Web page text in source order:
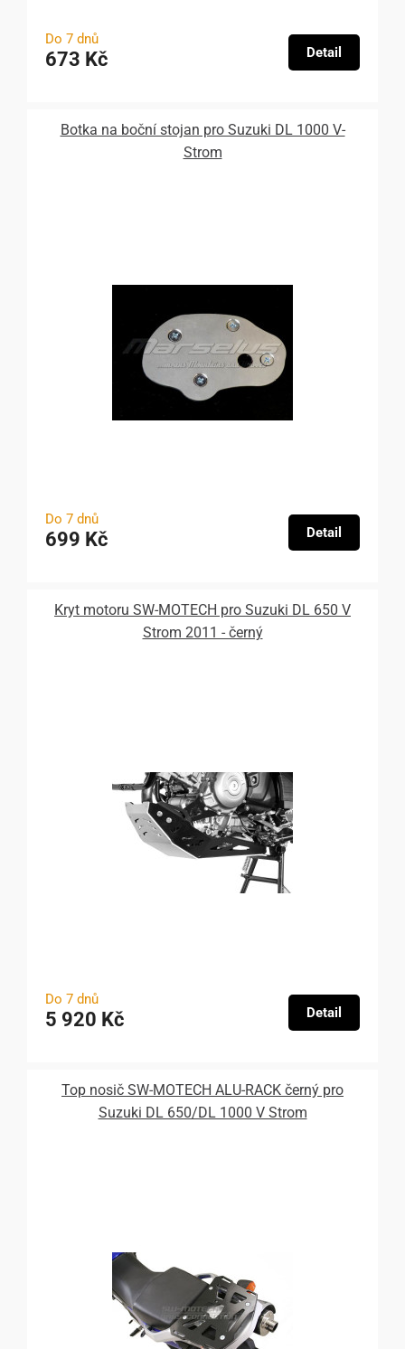
Do 7 dnů
673 Kč Detail
Botka na boční stojan pro Suzuki DL 1000 V-
Strom
Do 7 dnů
699 Kč Detail
Kryt motoru SW-MOTECH pro Suzuki DL 650 V
Strom 2011 - černý
Do 7 dnů
5 920 Kč Detail
Top nosič SW-MOTECH ALU-RACK černý pro
Suzuki DL 650/DL 1000 V Strom